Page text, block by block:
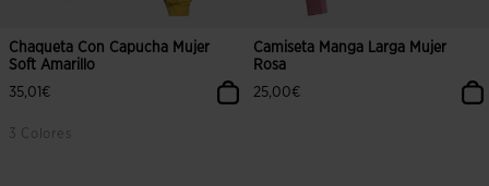
Chaqueta Con Capucha Mujer
Soft Amarillo
35,01€
3 Colores
Camiseta Manga Larga Mujer
Rosa
25,00€